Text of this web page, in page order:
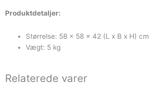
Produktdetaljer:
Størrelse: 58 x 58 x 42 (L x B x H) cm
Vægt: 5 kg
Relaterede varer